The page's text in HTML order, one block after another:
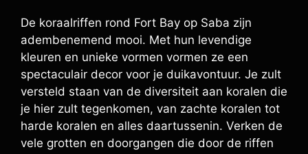
De koraalriffen rond Fort Bay op Saba zijn
adembenemend mooi. Met hun levendige
kleuren en unieke vormen vormen ze een
spectaculair decor voor je duikavontuur. Je zult
versteld staan van de diversiteit aan koralen die
je hier zult tegenkomen, van zachte koralen tot
harde koralen en alles daartussenin. Verken de
vele grotten en doorgangen die door de riffen